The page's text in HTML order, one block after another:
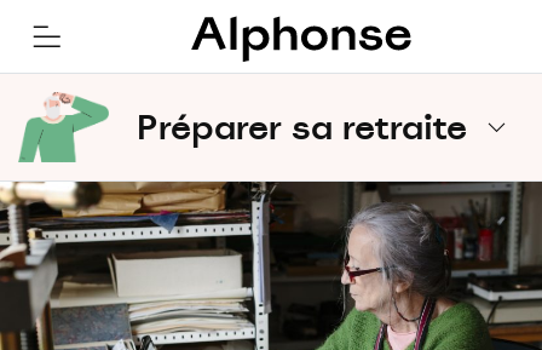
Préparer sa retraite